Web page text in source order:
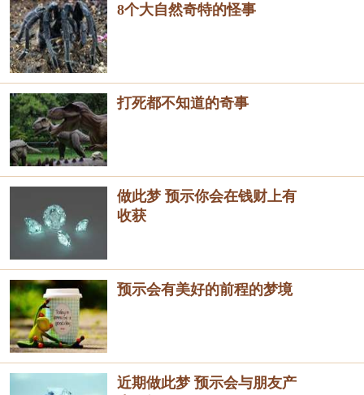
8个大自然奇特的怪事
打死都不知道的奇事
做此梦 预示你会在钱财上有
收获
预示会有美好的前程的梦境
近期做此梦 预示会与朋友产